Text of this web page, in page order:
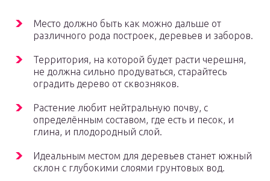
Место должно быть как можно дальше от
различного рода построек, деревьев и заборов.
Территория, на которой будет расти черешня,
не должна сильно продуваться, старайтесь
оградить дерево от сквозняков.
Растение любит нейтральную почву, с
определённым составом, где есть и песок, и
глина, и плодородный слой.
Идеальным местом для деревьев станет южный
склон с глубокими слоями грунтовых вод.